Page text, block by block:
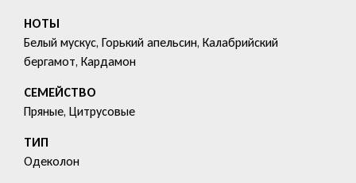
НОТЫ
Белый мускус, Горький апельсин, Калабрийский
бергамот, Кардамон
СЕМЕЙСТВО
Пряные, Цитрусовые
ТИП
Одеколон